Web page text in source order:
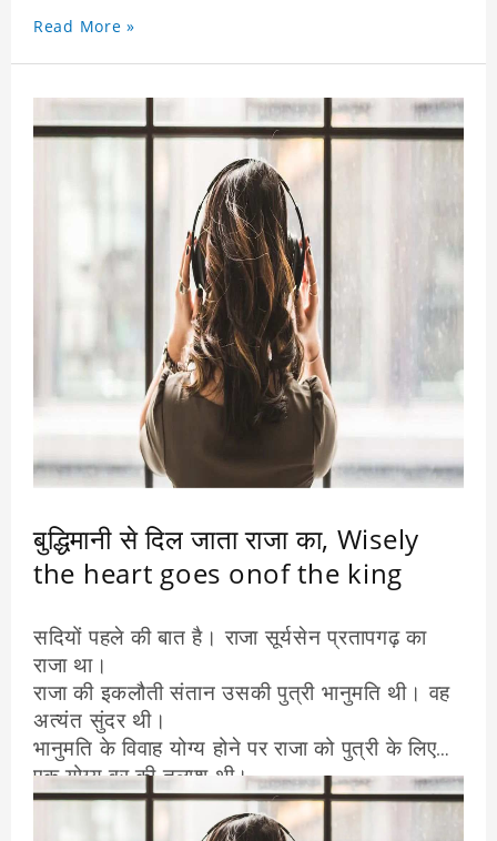
लें तो कुछ भी संभव है।
चुनौती चाहे कितनी भी कठिन क्यों न हो, अगर आप कभी
हार नहीं मानते, तो आप अंततः अपने लक्ष्य तक पहुंच ही
जाएगे ।
अपने सपनों को कभी मत छोड़ो, चाहे वे कितने भी कठिन
क्यों न लगें। कड़ी मेहनत और दृढ़ संकल्प से कुछ भी
Read More »
बुद्धिमानी से दिल जाता राजा का, Wisely
the heart goes onof the king
सदियों पहले की बात है। राजा सूर्यसेन प्रतापगढ़ का
राजा था।
राजा की इकलौती संतान उसकी पुत्री भानुमति थी। वह
अत्यंत सुंदर थी।
भानुमति के विवाह योग्य होने पर राजा को पुत्री के लिए
एक योग्य वर की तलाश थी।
राजा एक ऐसा बुद्धिमान वर खोजना चाहता था जो उसकी
पुत्री से विवाह के पश्चात उसके राज्य को भी संभाल